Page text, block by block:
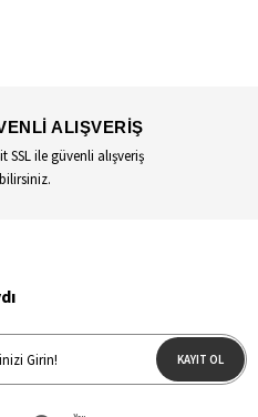
ALIŞVERİŞ
SSL ile güvenli alışveriş
KAYIT OL